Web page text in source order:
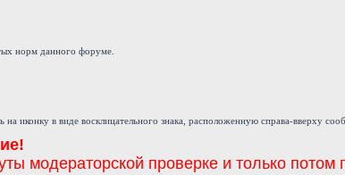
норм данного форуме.
иконку в виде восклицательного знака, расположенную справа-вверху
модераторской проверке и только